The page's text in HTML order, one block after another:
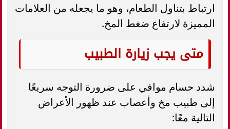
ارتباط بتناول الطعام، وهو ما يجعله من العلامات
المميزة لارتفاع ضغط المخ.
متى يجب زيارة الطبيب
شدد حسام موافي على ضرورة التوجه سريعًا
إلى طبيب مخ وأعصاب عند ظهور الأعراض
التالية معًا: